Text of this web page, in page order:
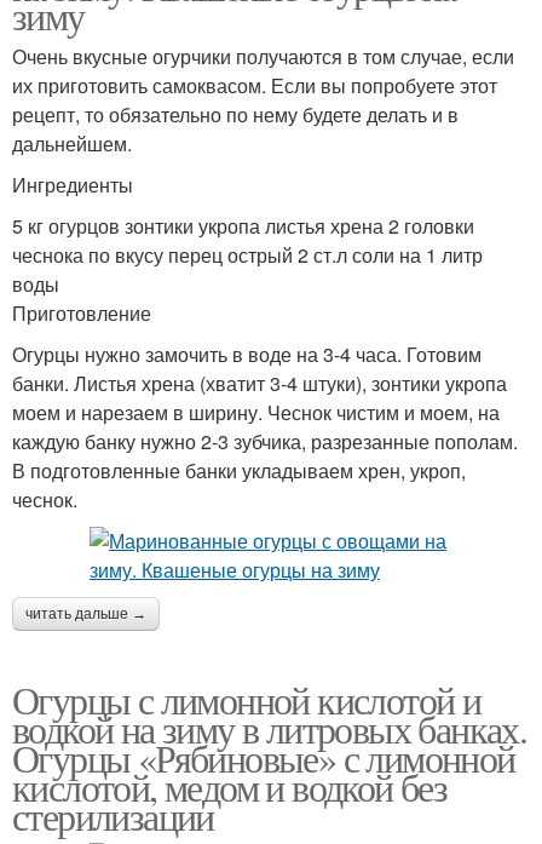
зиму
Очень вкусные огурчики получаются в том случае, если
их приготовить самоквасом. Если вы попробуете этот
рецепт, то обязательно по нему будете делать и в
дальнейшем.
Ингредиенты
5 кг огурцов зонтики укропа листья хрена 2 головки
чеснока по вкусу перец острый 2 ст.л соли на 1 литр
воды
Приготовление
Огурцы нужно замочить в воде на 3-4 часа. Готовим
банки. Листья хрена (хватит 3-4 штуки), зонтики укропа
моем и нарезаем в ширину. Чеснок чистим и моем, на
каждую банку нужно 2-3 зубчика, разрезанные пополам.
В подготовленные банки укладываем хрен, укроп,
чеснок.
читать дальше →
Огурцы с лимонной кислотой и
водкой на зиму в литровых банках.
Огурцы «Рябиновые» с лимонной
кислотой, медом и водкой без
стерилизации